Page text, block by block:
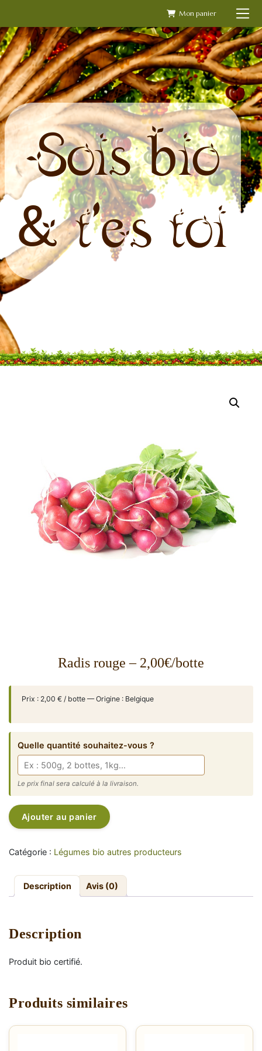
content
Sois bio
& t'es toi
Radis rouge – 2,00€/botte
Prix : 2,00 € / botte — Origine : Belgique
Quelle quantité souhaitez-vous ?
Le prix final sera calculé à la livraison.
quantité
de
rouge
Ajouter au panier
Alternative:
Catégorie : Légumes bio autres producteurs
Description Avis (0)
Description
Produit bio certifié.
Produits similaires